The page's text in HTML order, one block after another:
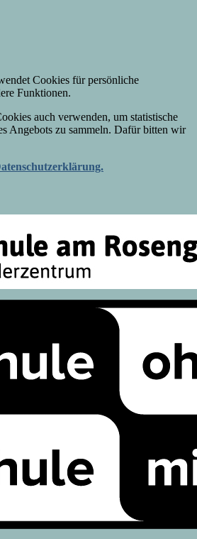
Cookies für persönliche
Funktionen.
auch verwenden, um statistische
Angebots zu sammeln. Dafür bitten wir